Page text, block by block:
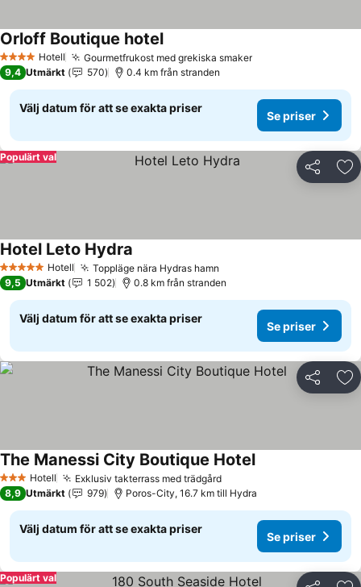
4 StjärnorHotell Gourmetfrukost med grekiska smakerSe priser
Orloff Boutique hotelSe priser
9,4 Utmärkt 570 0.4 km från stranden
Välj datum för att se exakta priser
Se priser
Dela
Populärt val
5 Stjärnor Hotell Toppläge nära Hydras hamn
Hotel Leto Hydra
9,5 Utmärkt 1 502 0.8 km från stranden
Välj datum för att se exakta priser
Se priser
Dela
3 StjärnorHotell Exklusiv takterrass med trädgårdSe priser
The Manessi City Boutique HotelSe priser
8,9 Utmärkt 979 Poros-City, 16.7 km till Hydra
Välj datum för att se exakta priser
Se priser
Populärt val